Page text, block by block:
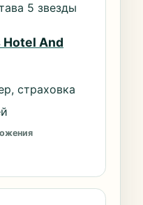
5 звезды
And
страховка